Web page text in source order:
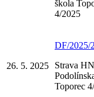
škola
4/2025
26. 5. 2025
DF/2025/
Strava
Toporec